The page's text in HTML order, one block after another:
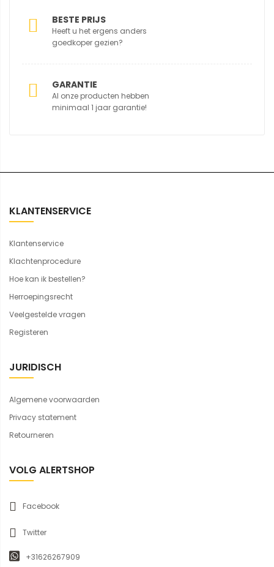
BESTE PRIJS
Heeft u het ergens anders
goedkoper gezien?
GARANTIE
Al onze producten hebben
minimaal 1 jaar garantie!
KLANTENSERVICE
Klantenservice
Klachtenprocedure
Hoe kan ik bestellen?
Herroepingsrecht
Veelgestelde vragen
Registeren
JURIDISCH
Algemene voorwaarden
Privacy statement
Retourneren
VOLG ALERTSHOP
Facebook
Twitter
+31626267909